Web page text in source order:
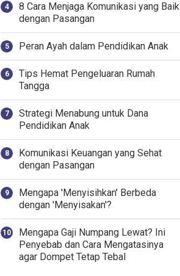
8 Cara Menjaga Komunikasi yang Baik
dengan Pasangan
Peran Ayah dalam Pendidikan Anak
Tips Hemat Pengeluaran Rumah
Tangga
Strategi Menabung untuk Dana
Pendidikan Anak
Komunikasi Keuangan yang Sehat
dengan Pasangan
Mengapa 'Menyisihkan' Berbeda
dengan 'Menyisakan'?
Mengapa Gaji Numpang Lewat? Ini
Penyebab dan Cara Mengatasinya
agar Dompet Tetap Tebal